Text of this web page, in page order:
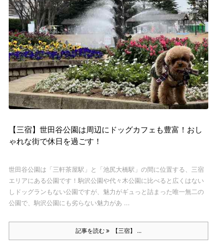
【三宿】世田谷公園は周辺にドッグカフェも豊富！おし
ゃれな街で休日を過ごす！
世田谷公園は「三軒茶屋駅」と「池尻大橋駅」の間に位置する、三宿
エリアにある公園です！ 駒沢公園や代々木公園に比べると広くはない
しドッグランもない公園ですが、魅力がギュっと詰まった唯一無二の
公園で、駒沢公園にも劣らない魅力があ ...
記事を読む 【三宿】 ...